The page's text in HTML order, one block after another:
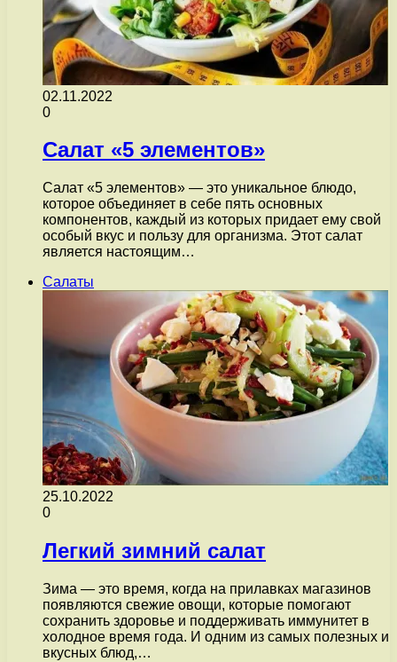
02.11.2022
0
Салат «5 элементов»
Салат «5 элементов» — это уникальное блюдо,
которое объединяет в себе пять основных
компонентов, каждый из которых придает ему свой
особый вкус и пользу для организма. Этот салат
является настоящим…
Салаты
25.10.2022
0
Легкий зимний салат
Зима — это время, когда на прилавках магазинов
появляются свежие овощи, которые помогают
сохранить здоровье и поддерживать иммунитет в
холодное время года. И одним из самых полезных и
вкусных блюд,…